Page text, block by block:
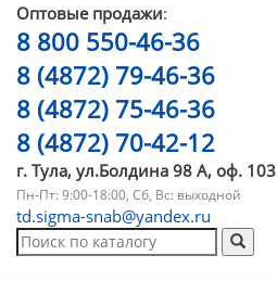
Оптовые продажи:
8 800 550-46-36
8 (4872) 79-46-36
8 (4872) 75-46-36
8 (4872) 70-42-12
г. Тула, ул.Болдина 98 А, оф. 103
Пн-Пт: 9:00-18:00, Сб, Вс: выходной
td.sigma-snab@yandex.ru